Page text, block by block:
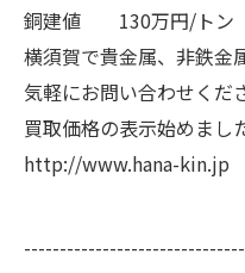
銅建値 130万円/トン
横須賀で貴金属、非鉄金
気軽にお問い合わせくだ
買取価格の表示始めまし
http://www.hana-kin.jp